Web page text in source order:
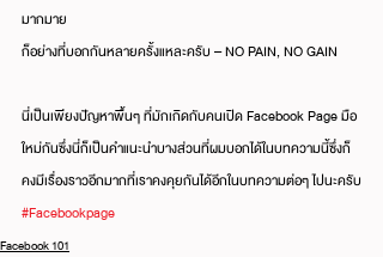
มากมาย
ก็อย่างที่บอกกันหลายครั้งแหละครับ – NO PAIN, NO GAIN
นี่เป็นเพียงปัญหาพื้นๆ ที่มักเกิดกับคนเปิด Facebook Page มือ
ใหม่กันซึ่งนี่ก็เป็นคำแนะนำบางส่วนที่ผมบอกได้ในบทความนี้ซึ่งก็
คงมีเรื่องราวอีกมากที่เราคงคุยกันได้อีกในบทความต่อๆ ไปนะครับ
#Facebookpage
Facebook 101